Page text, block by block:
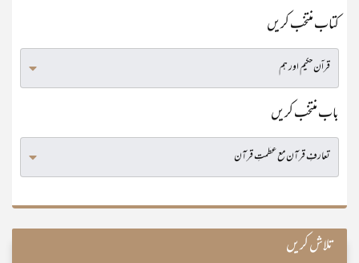
کتاب منتخب کریں
باب منتخب کریں
تلاش کریں